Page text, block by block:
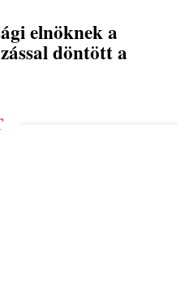
elnöknek a
döntött a